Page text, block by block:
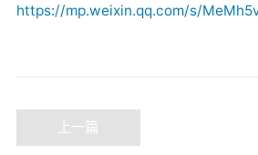
https://mp.weixin.qq.com/s/
上一篇